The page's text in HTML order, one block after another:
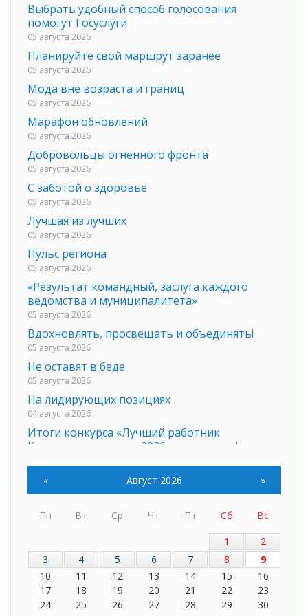
Выбрать удобный способ голосования
помогут Госуслуги
05 августа 2026
Планируйте свой маршрут заранее
05 августа 2026
Мода вне возраста и границ
05 августа 2026
Марафон обновлений
05 августа 2026
Добровольцы огненного фронта
05 августа 2026
С заботой о здоровье
05 августа 2026
Лучшая из лучших
05 августа 2026
Пульс региона
05 августа 2026
«Результат командный, заслуга каждого
ведомства и муниципалитета»
05 августа 2026
Вдохновлять, просвещать и объединять!
05 августа 2026
Не оставят в беде
05 августа 2026
На лидирующих позициях
04 августа 2026
Итоги конкурса «Лучший работник
Кадрового центра – 2026» подведены!
Ставка на дисциплину на перекрестках
04 августа 2026
В Ленобласти растет потребление
мобильного трафика
Полумрак бьёт по карману
04 августа 2026
Вниманию автомобилистов!
04 августа 2026
« Август 2026 »
Пн Вт Ср Чт Пт Сб
Вс
1
2
3
4 5 6 7 8
9
10
11 12 13 14 15
16
17
18 19 20 21 22
23
24
25 26 27 28 29
30